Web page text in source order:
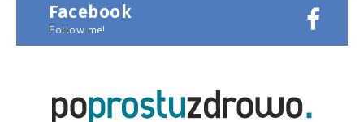
Facebook
Follow me!